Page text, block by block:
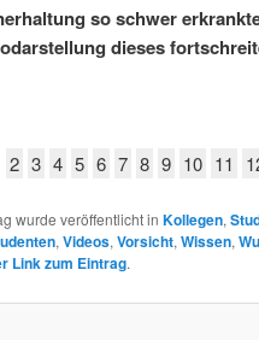
so schwer
dieses
2 3 4 5 6 7 8 9 10 11
wurde veröffentlicht in Kollegen,
, Videos, Vorsicht, Wissen,
Link zum Eintrag.